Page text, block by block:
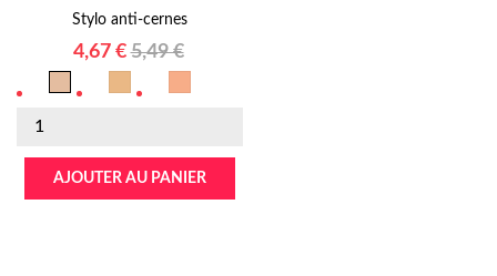
Stylo anti-cernes
Prix
4,67 €Prix
5,49 €
AJOUTER AU PANIER